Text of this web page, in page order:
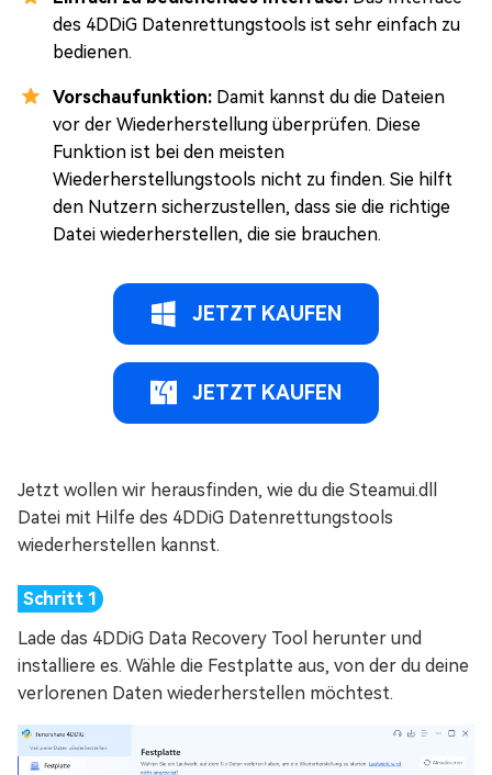
des 4DDiG Datenrettungstools ist sehr einfach zu
bedienen.
Vorschaufunktion: Damit kannst du die Dateien
vor der Wiederherstellung überprüfen. Diese
Funktion ist bei den meisten
Wiederherstellungstools nicht zu finden. Sie hilft
den Nutzern sicherzustellen, dass sie die richtige
Datei wiederherstellen, die sie brauchen.
JETZT KAUFEN
JETZT KAUFEN
Jetzt wollen wir herausfinden, wie du die Steamui.dll
Datei mit Hilfe des 4DDiG Datenrettungstools
wiederherstellen kannst.
Lade das 4DDiG Data Recovery Tool herunter und
installiere es. Wähle die Festplatte aus, von der du deine
verlorenen Daten wiederherstellen möchtest.